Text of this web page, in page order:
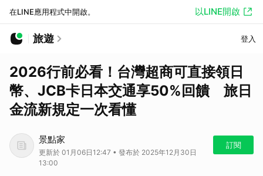
在LINE應用程式中開啟。 以LINE開啟
旅遊 登入
2026行前必看！台灣超商可直接領日
幣、JCB卡日本交通享50%回饋 旅日
金流新規定一次看懂
景點家
更新於 01月06日12:47 • 發布於 2025年12月30日
13:00
訂閱